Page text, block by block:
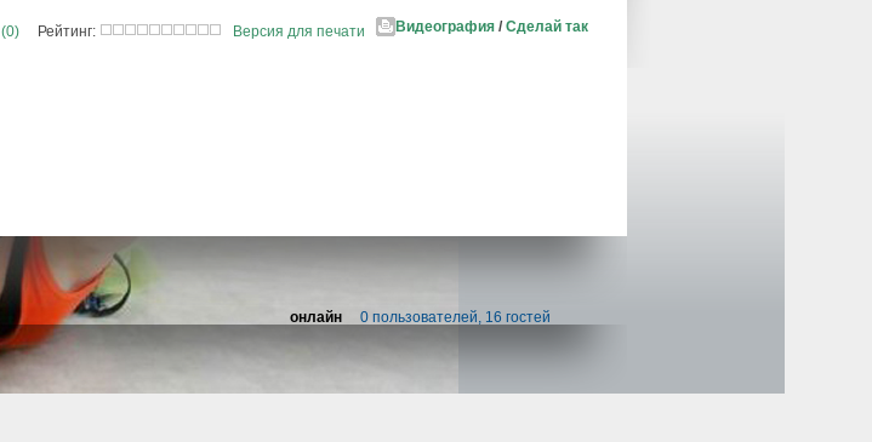
Видеография / Сделай так
(0) Рейтинг: Версия для печати
онлайн 0 пользователей, 16 гостей